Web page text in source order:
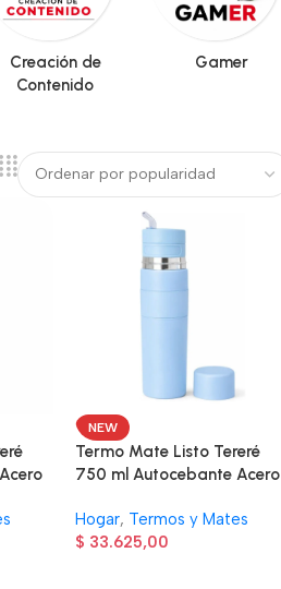
Creación de
Contenido
Gamer
NEW
Termo Mate Listo Tereré
750 ml Autocebante Acero
Hogar, Termos y Mates
$ 33.625,00